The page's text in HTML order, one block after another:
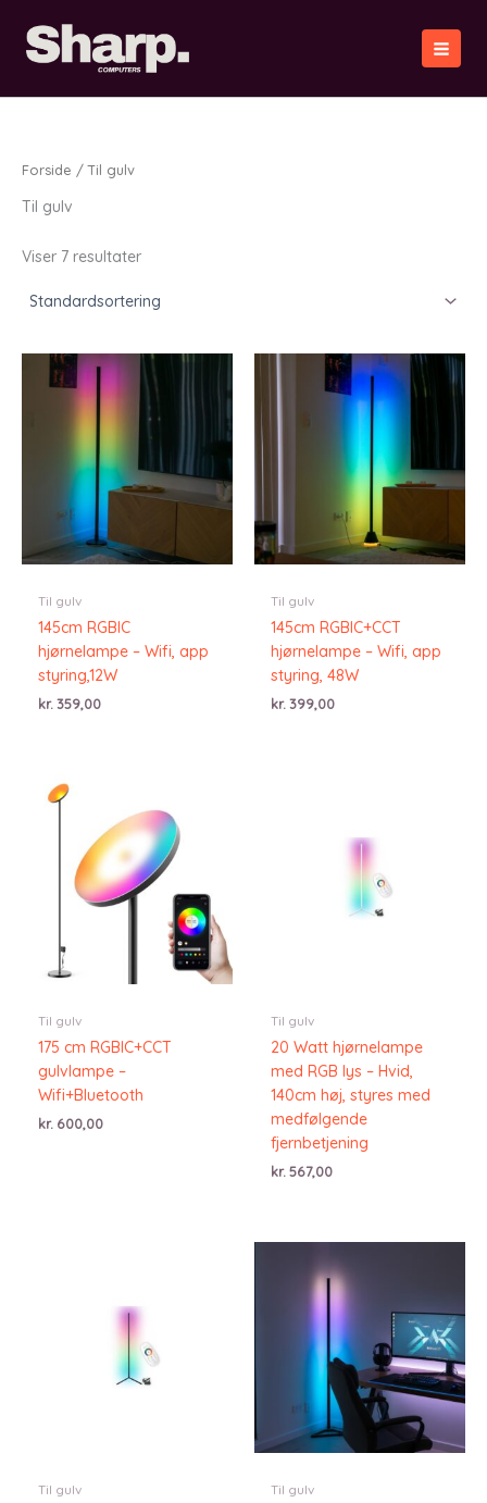
indholdet
Forside / Til gulv
Til gulv
Viser 7 resultater
Til gulv
145cm RGBIC
hjørnelampe – Wifi, app
styring,12W
kr. 359,00
Til gulv
145cm RGBIC+CCT
hjørnelampe – Wifi, app
styring, 48W
kr. 399,00
Til gulv
175 cm RGBIC+CCT
gulvlampe –
Wifi+Bluetooth
kr. 600,00
Til gulv
20 Watt hjørnelampe
med RGB lys – Hvid,
140cm høj, styres med
medfølgende
fjernbetjening
kr.567,00
Til gulv Til gulv